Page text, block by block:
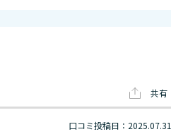
共有
口コミ投稿日：2025.07.31